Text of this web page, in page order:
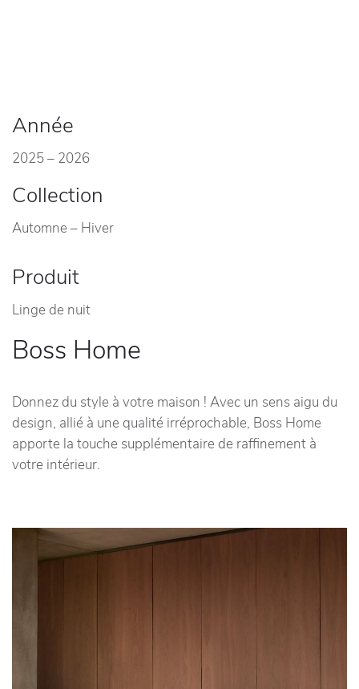
Année
2025 – 2026
Collection
Automne – Hiver
Produit
Linge de nuit
Boss Home
Donnez du style à votre maison ! Avec un sens aigu du
design, allié à une qualité irréprochable, Boss Home
apporte la touche supplémentaire de raffinement à
votre intérieur.